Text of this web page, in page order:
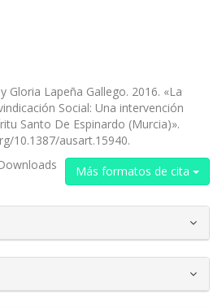
Gloria Lapeña Gallego. 2016. «La
Social: Una intervención
Santo De Espinardo (Murcia)».
10.1387/ausart.15940.
Más formatos de cita